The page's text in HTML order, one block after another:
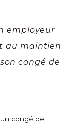
employeur
au maintien
congé de
congé de